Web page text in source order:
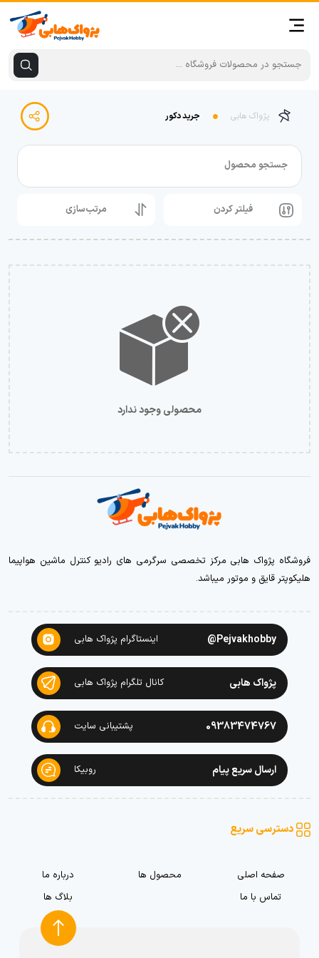
پژواک هابی جرید دکور
جستجو محصول
فیلتر کردن مرتب‌سازی
محصولی وجود ندارد
فروشگاه پژواک هابی مرکز تخصصی سرگرمی های رادیو کنترل ماشین هواپیما
هلیکوپتر قایق و موتور میباشد.
Pejvakhobby@ اینستاگرام پژواک هابی
پژواک هابی کانال تلگرام پژواک هابی
09383474767 پشتیبانی سایت
ارسال سریع پیام روبیکا
دسترسی سریع
صفحه اصلی محصول ها
درباره ما
تماس با ما
بلاگ ها